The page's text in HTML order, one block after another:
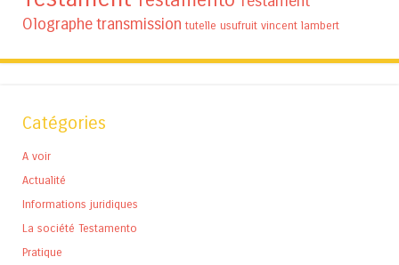
Olographetransmission tutelle usufruit vincent lambert
Catégories
A voir
Actualité
Informations juridiques
La société Testamento
Pratique